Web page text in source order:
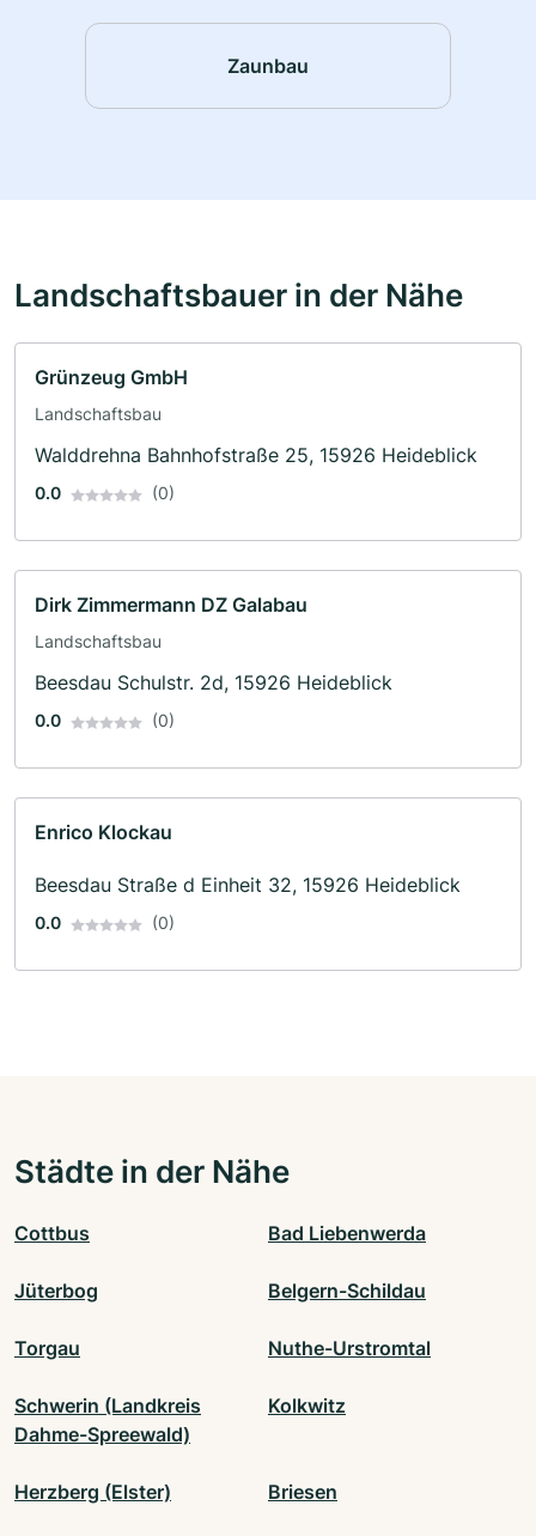
Zaunbau
Landschaftsbauer in der Nähe
Grünzeug GmbH
Landschaftsbau
Walddrehna Bahnhofstraße 25, 15926 Heideblick
0.0 (0)
Dirk Zimmermann DZ Galabau
Landschaftsbau
Beesdau Schulstr. 2d, 15926 Heideblick
0.0 (0)
Enrico Klockau
Beesdau Straße d Einheit 32, 15926 Heideblick
0.0 (0)
Städte in der Nähe
Cottbus Bad Liebenwerda
Jüterbog Belgern-Schildau
Torgau Nuthe-Urstromtal
Schwerin (Landkreis
Dahme-Spreewald)
Kolkwitz
Herzberg (Elster) Briesen